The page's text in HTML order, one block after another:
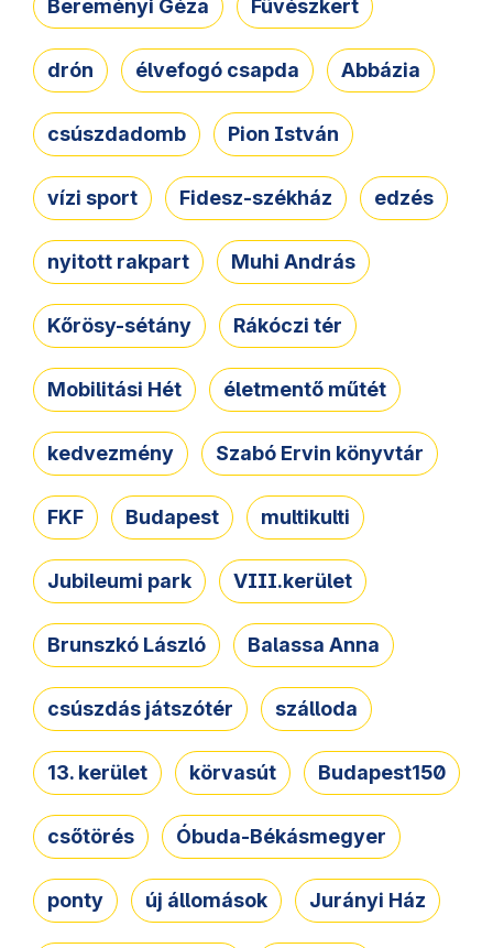
Bereményi Géza Füvészkert
drón élvefogó csapda Abbázia
csúszdadomb Pion István
vízi sport Fidesz-székház edzés
nyitott rakpart Muhi András
Kőrösy-sétány Rákóczi tér
Mobilitási Hét életmentő műtét
kedvezmény Szabó Ervin könyvtár
FKF Budapest multikulti
Jubileumi park VIII.kerület
Brunszkó László Balassa Anna
csúszdás játszótér szálloda
13. kerület körvasút Budapest150
csőtörés Óbuda-Békásmegyer
ponty új állomások Jurányi Ház